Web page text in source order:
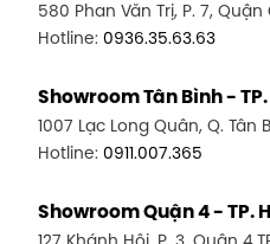
580 Phan Văn Trị, P. 7, Quận
Hotline: 0936.35.63.63
Showroom Tân Bình - TP.
1007 Lạc Long Quân, Q. Tân
Hotline: 0911.007.365
Showroom Quận 4 - TP.